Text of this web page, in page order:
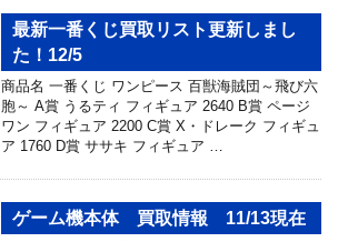
最新一番くじ買取リスト更新しまし
た！12/5
商品名 一番くじ ワンピース 百獣海賊団～飛び六
胞～ A賞 うるティ フィギュア 2640 B賞 ページ
ワン フィギュア 2200 C賞 X・ドレーク フィギュ
ア 1760 D賞 ササキ フィギュア …
ゲーム機本体 買取情報 11/13現在